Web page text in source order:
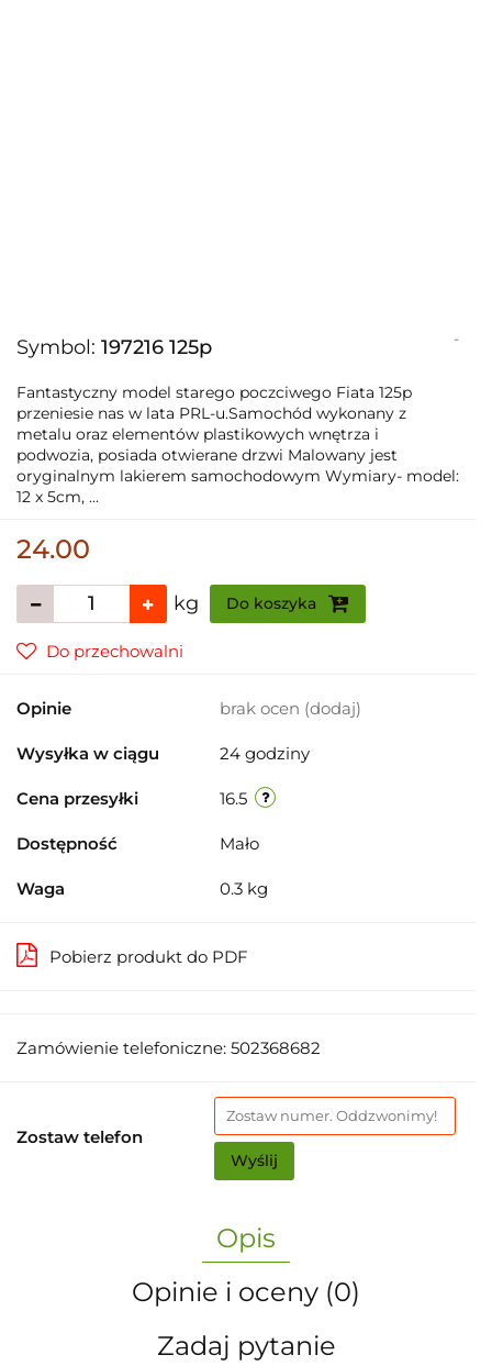
Symbol: 197216 125p -
Fantastyczny model starego poczciwego Fiata 125p
przeniesie nas w lata PRL-u.Samochód wykonany z
metalu oraz elementów plastikowych wnętrza i
podwozia, posiada otwierane drzwi Malowany jest
oryginalnym lakierem samochodowym Wymiary- model:
12 x 5cm, ...
24.00
kg Do koszyka
Do przechowalni
Opinie brak ocen (dodaj)
Wysyłka w ciągu 24 godziny
Cena przesyłki 16.5
Dostępność Mało
Waga 0.3 kg
Pobierz produkt do PDF
Zamówienie telefoniczne: 502368682
Zostaw telefon
Wyślij
Opis
Opinie i oceny (0)
Zadaj pytanie